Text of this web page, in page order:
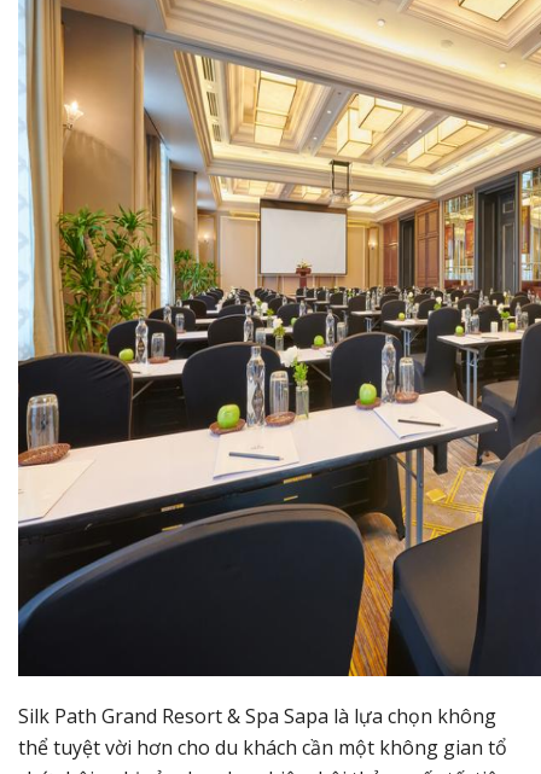
Silk Path Grand Resort & Spa Sapa là lựa chọn không
thể tuyệt vời hơn cho du khách cần một không gian tổ